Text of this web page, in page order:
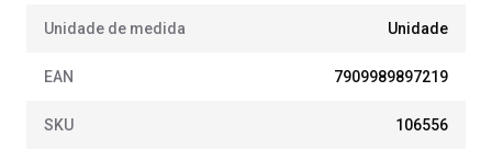
Unidade de medida Unidade
EAN 7909989897219
SKU 106556